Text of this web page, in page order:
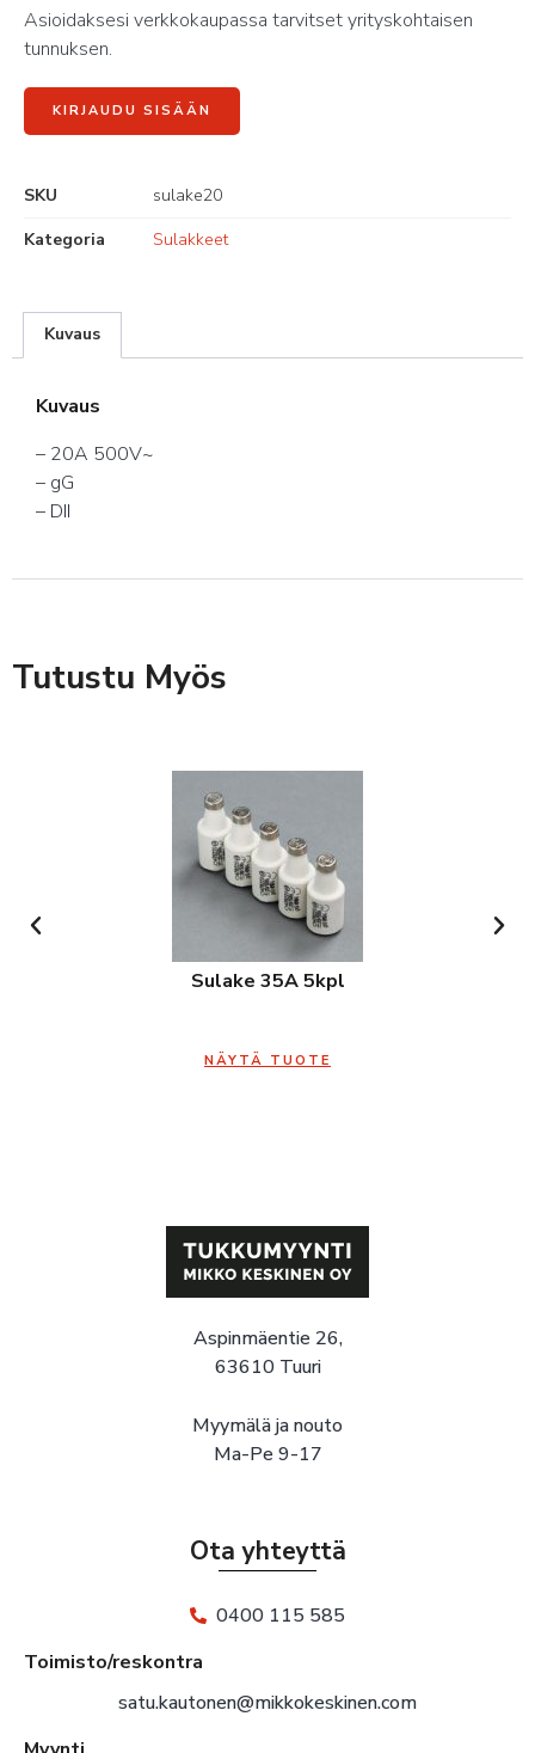
Asioidaksesi verkkokaupassa tarvitset yrityskohtaisen
tunnuksen.
KIRJAUDU SISÄÄN
SKU
sulake20
Kategoria
Sulakkeet
Kuvaus
Kuvaus
– 20A 500V~
– gG
– DII
Tutustu Myös
Sulake 35A 5kpl
NÄYTÄ TUOTE
Aspinmäentie 26,
63610 Tuuri
Myymälä ja nouto
Ma-Pe 9-17
Ota yhteyttä
0400 115 585
Toimisto/reskontra
satu.kautonen@mikkokeskinen.com